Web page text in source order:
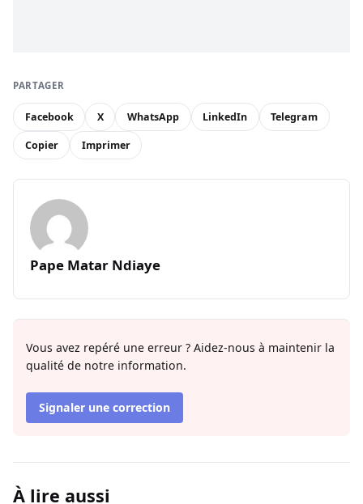
PARTAGER
Facebook X WhatsApp LinkedIn Telegram
Copier Imprimer
Pape Matar Ndiaye
Vous avez repéré une erreur ? Aidez-nous à maintenir la
qualité de notre information.
Signaler une correction
À lire aussi